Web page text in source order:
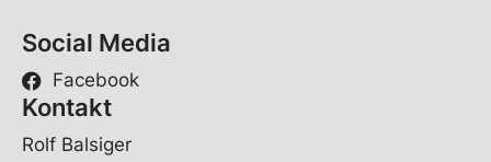
Social Media
Facebook
Kontakt
Rolf Balsiger